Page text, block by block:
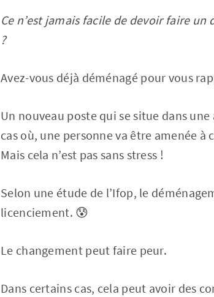
Ce n’est jamais facile de devoir faire
?
Avez-vous déjà déménagé pour vous
Un nouveau poste qui se situe dans
cas où, une personne va être amenée
Mais cela n’est pas sans stress !
Selon une étude de l’Ifop, le
licenciement. 😰
Le changement peut faire peur.
Dans certains cas, cela peut avoir des